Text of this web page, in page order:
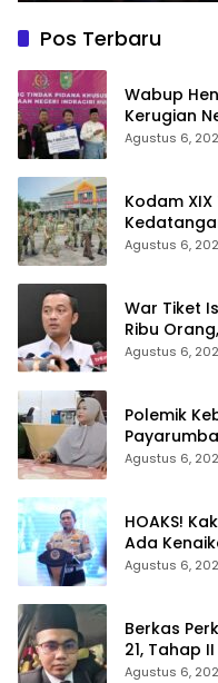
Pos Terbaru
Wabup
Kerugian
Korupsi
Agustus 6,
Kodam
Yonif TP di
Agustus 6,
War Tiket
Ribu
Negara
Agustus 6,
Polemik
Dikelola
Agustus 6,
HOAKS!
Ada
Tilang
Agustus 6,
Berkas
21, Tahap
Kejaksaan
Agustus 6,